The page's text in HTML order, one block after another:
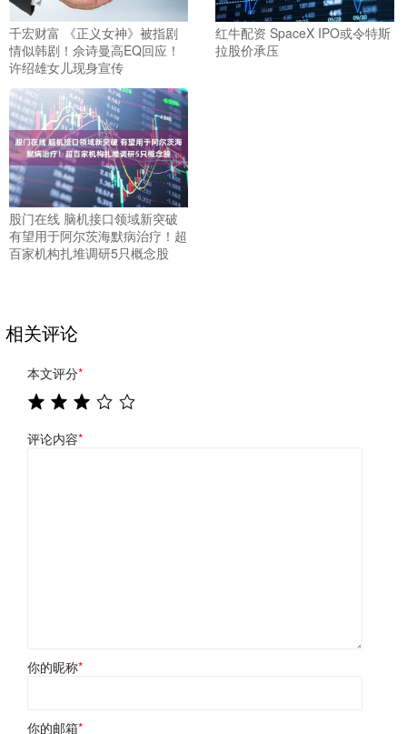
千宏财富 《正义女神》被指剧
情似韩剧！佘诗曼高EQ回应！
许绍雄女儿现身宣传
红牛配资 SpaceX IPO或令特斯
拉股价承压
股门在线 脑机接口领域新突破
有望用于阿尔茨海默病治疗！超
百家机构扎堆调研5只概念股
相关评论
本文评分*
评论内容*
你的昵称*
你的邮箱*